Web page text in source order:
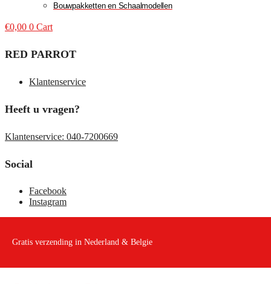
Bouwpakketten en Schaalmodellen
€0,00 0 Cart
RED PARROT
Klantenservice
Heeft u vragen?
Klantenservice: 040-7200669
Social
Facebook
Instagram
Gratis verzending in Nederland & Belgie